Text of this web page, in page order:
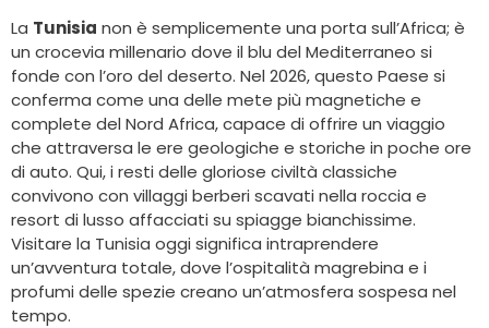
La Tunisia non è semplicemente una porta sull’Africa; è
un crocevia millenario dove il blu del Mediterraneo si
fonde con l’oro del deserto. Nel 2026, questo Paese si
conferma come una delle mete più magnetiche e
complete del Nord Africa, capace di offrire un viaggio
che attraversa le ere geologiche e storiche in poche ore
di auto. Qui, i resti delle gloriose civiltà classiche
convivono con villaggi berberi scavati nella roccia e
resort di lusso affacciati su spiagge bianchissime.
Visitare la Tunisia oggi significa intraprendere
un’avventura totale, dove l’ospitalità magrebina e i
profumi delle spezie creano un’atmosfera sospesa nel
tempo.